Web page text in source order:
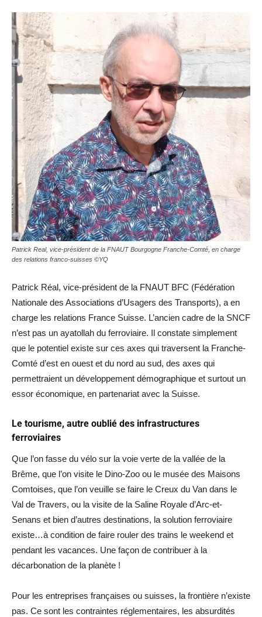
Patrick Real, vice-président de la FNAUT Bourgogne Franche-Comté, en charge
des relations franco-suisses ©YQ
Patrick Réal, vice-président de la FNAUT BFC (Fédération
Nationale des Associations d’Usagers des Transports), a en
charge les relations France Suisse. L’ancien cadre de la SNCF
n’est pas un ayatollah du ferroviaire. Il constate simplement
que le potentiel existe sur ces axes qui traversent la Franche-
Comté d’est en ouest et du nord au sud, des axes qui
permettraient un développement démographique et surtout un
essor économique, en partenariat avec la Suisse.
Le tourisme, autre oublié des infrastructures
ferroviaires
Que l’on fasse du vélo sur la voie verte de la vallée de la
Brême, que l’on visite le Dino-Zoo ou le musée des Maisons
Comtoises, que l’on veuille se faire le Creux du Van dans le
Val de Travers, ou la visite de la Saline Royale d’Arc-et-
Senans et bien d’autres destinations, la solution ferroviaire
existe…à condition de faire rouler des trains le weekend et
pendant les vacances. Une façon de contribuer à la
décarbonation de la planète !
Pour les entreprises françaises ou suisses, la frontière n’existe
pas. Ce sont les contraintes réglementaires, les absurdités